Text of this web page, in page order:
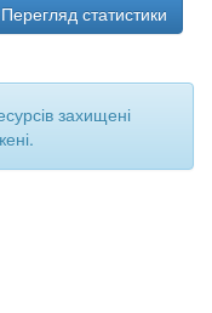
Перегляд статистики
захищені